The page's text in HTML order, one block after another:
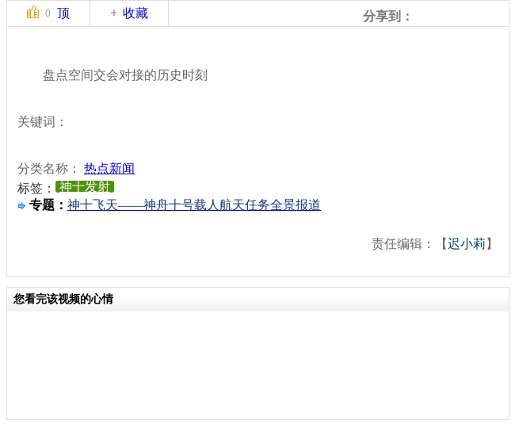
0 顶 收藏 分享到：
盘点空间交会对接的历史时刻
关键词：
分类名称： 热点新闻
标签：
神十发射
专题： 神十飞天——神舟十号载人航天任务全景报道
责任编辑：【迟小莉 】
您看完该视频的心情